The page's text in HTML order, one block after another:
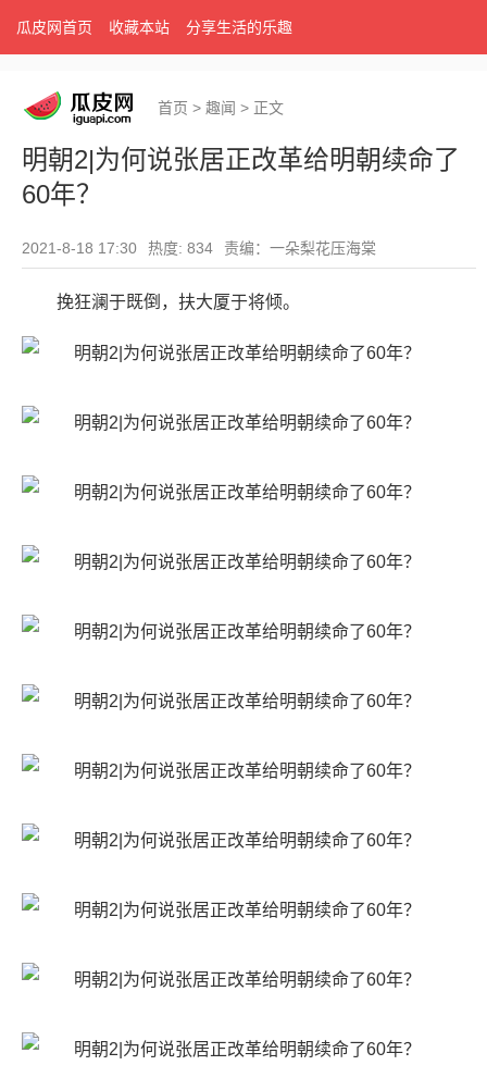
瓜皮网首页 收藏本站 分享生活的乐趣
首页 > 趣闻 > 正文
明朝2|为何说张居正改革给明朝续命了
60年？
2021-8-18 17:30 热度: 834 责编：一朵梨花压海棠
挽狂澜于既倒，扶大厦于将倾。 ​​​